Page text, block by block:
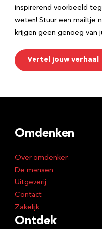
inspirerend voorbeeld
weten! Stuur een mailtje
krijgen geen genoeg van
Vertel jouw verhaal
Omdenken
Over omdenken
De mensen
Uitgeverij
Contact
Zakelijk
Ontdek